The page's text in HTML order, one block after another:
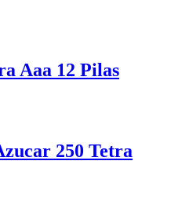
Aaa 12 Pilas
250 Tetra